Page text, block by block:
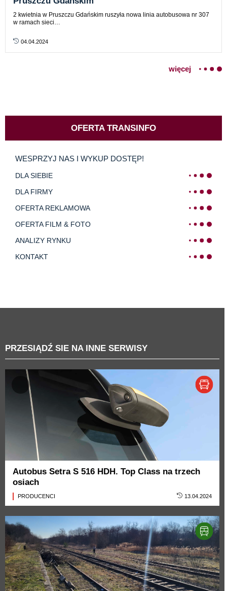
2 kwietnia w Pruszczu Gdańskim ruszyła nowa linia autobusowa nr 307
w ramach sieci…
04.04.2024
więcej
OFERTA TRANSINFO
WESPRZYJ NAS I WYKUP DOSTĘP!
DLA SIEBIE
DLA FIRMY
OFERTA REKLAMOWA
OFERTA FILM & FOTO
ANALIZY RYNKU
KONTAKT
PRZESIĄDŹ SIE NA INNE SERWISY
Autobus Setra S 516 HDH. Top Class na trzech
osiach
PRODUCENCI 13.04.2024